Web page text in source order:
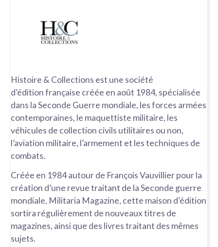
Histoire & Collections est une société
d’édition française créée en août 1984, spécialisée
dans la Seconde Guerre mondiale, les forces armées
contemporaines, le maquettiste militaire, les
véhicules de collection civils utilitaires ou non,
l’aviation militaire, l’armement et les techniques de
combats.
Créée en 1984 autour de François Vauvillier pour la
création d’une revue traitant de la Seconde guerre
mondiale, Militaria Magazine, cette maison d’édition
sortira régulièrement de nouveaux titres de
magazines, ainsi que des livres traitant des mêmes
sujets.